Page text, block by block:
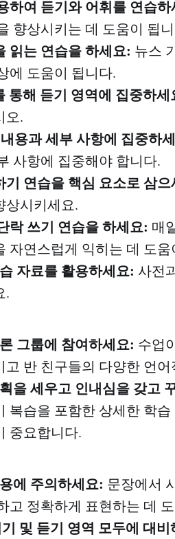
하여 듣기와 어휘를 연습하
향상시키는 데 도움이 됩
읽는 연습을 하세요: 뉴스
에 도움이 됩니다.
통해 듣기 영역에 집중하세
오.
용과 세부 사항에 집중하
사항에 집중해야 합니다.
기 연습을 핵심 요소로 삼으
상시키세요.
락 쓰기 연습을 하세요: 매
자연스럽게 익히는 데 도움
자료를 활용하세요: 사전
.
그룹에 참여하세요: 수업
반 친구들의 다양한 언
을 세우고 인내심을 갖고
복습을 포함한 상세한 학
중요합니다.
에 주의하세요: 문장에서
고 정확하게 표현하는 데
및 듣기 영역 모두에 대비